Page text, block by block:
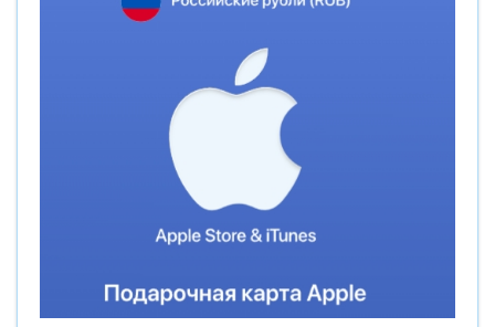
«ВНЕШПРОМБАНК»
«БАНК ГЛОБЭКС»
«СОВКОМБАНК»